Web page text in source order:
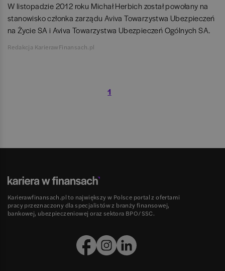
W listopadzie 2012 roku Michał Herbich został powołany na
stanowisko członka zarządu Aviva Towarzystwa Ubezpieczeń
na Życie SA i Aviva Towarzystwa Ubezpieczeń Ogólnych SA.
Redakcja KarierawFinansach.pl
1
Karierawfinansach.pl to największy w Polsce portal z ofertami
pracy przeznaczony dla specjalistów z branży finansowej,
bankowej, ubezpieczeniowej oraz sektora BPO/SSC.